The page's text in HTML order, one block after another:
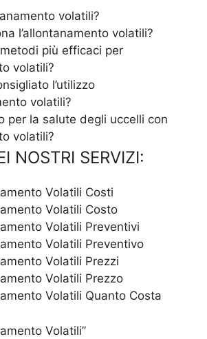
volatili?
l’allontanamento volatili?
più efficaci per
volatili?
l’utilizzo
volatili?
per la salute degli uccelli con
volatili?
NOSTRI SERVIZI:
Volatili Costi
Volatili Costo
Volatili Preventivi
Volatili Preventivo
Volatili Prezzi
Volatili Prezzo
Volatili Quanto Costa
Volatili”